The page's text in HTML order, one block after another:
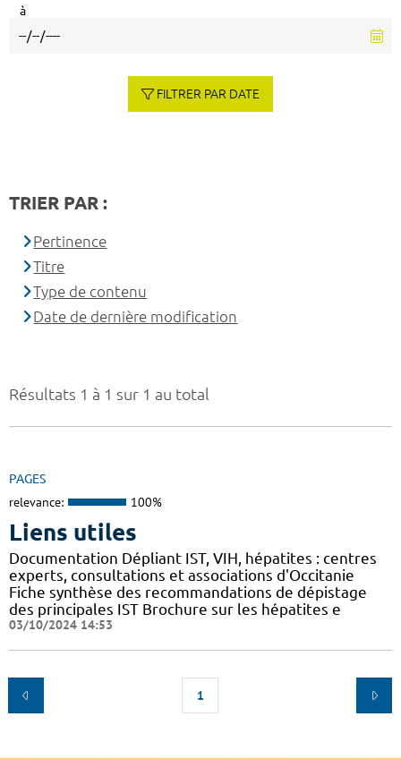
Résultats 1 à 1 sur 1 au total
PAGES
relevance: 100%
Liens utiles
Documentation Dépliant IST, VIH, hépatites : centres
experts, consultations et associations d'Occitanie
Fiche synthèse des recommandations de dépistage
des principales IST Brochure sur les hépatites e
03/10/2024 14:53
1
à
FILTRER PAR DATE
TRIER PAR :
Pertinence
Titre
Type de contenu
Date de dernière modification